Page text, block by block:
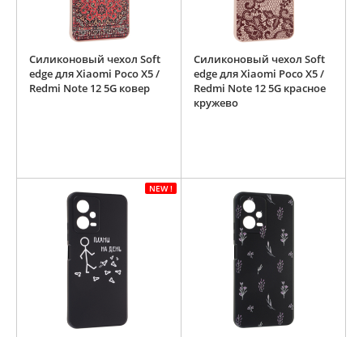
Силиконовый чехол Soft
edge для Xiaomi Poco X5 /
Redmi Note 12 5G ковер
Силиконовый чехол Soft
edge для Xiaomi Poco X5 /
Redmi Note 12 5G красное
кружево
NEW !